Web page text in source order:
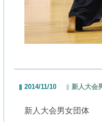
2014/11/10 新人大会
新人大会男女団体